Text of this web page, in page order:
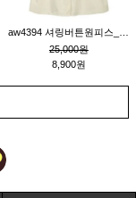
25,000원
8,900원